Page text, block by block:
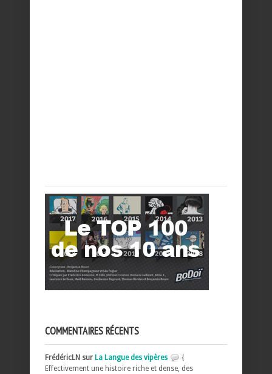
COMMENTAIRES RÉCENTS
FrédéricLN sur La Langue des vipères
{
Effectivement une histoire riche et dense, des